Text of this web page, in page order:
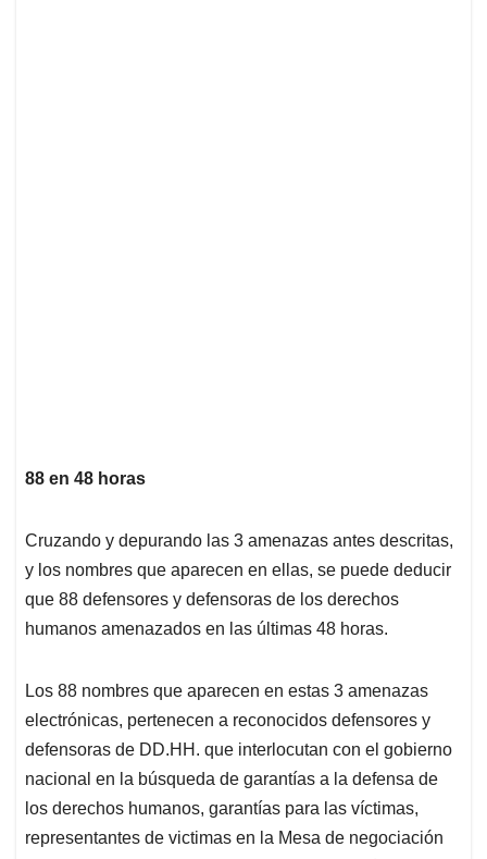
88 en 48 horas
Cruzando y depurando las 3 amenazas antes descritas,
y los nombres que aparecen en ellas, se puede deducir
que 88 defensores y defensoras de los derechos
humanos amenazados en las últimas 48 horas.
Los 88 nombres que aparecen en estas 3 amenazas
electrónicas, pertenecen a reconocidos defensores y
defensoras de DD.HH. que interlocutan con el gobierno
nacional en la búsqueda de garantías a la defensa de
los derechos humanos, garantías para las víctimas,
representantes de victimas en la Mesa de negociación